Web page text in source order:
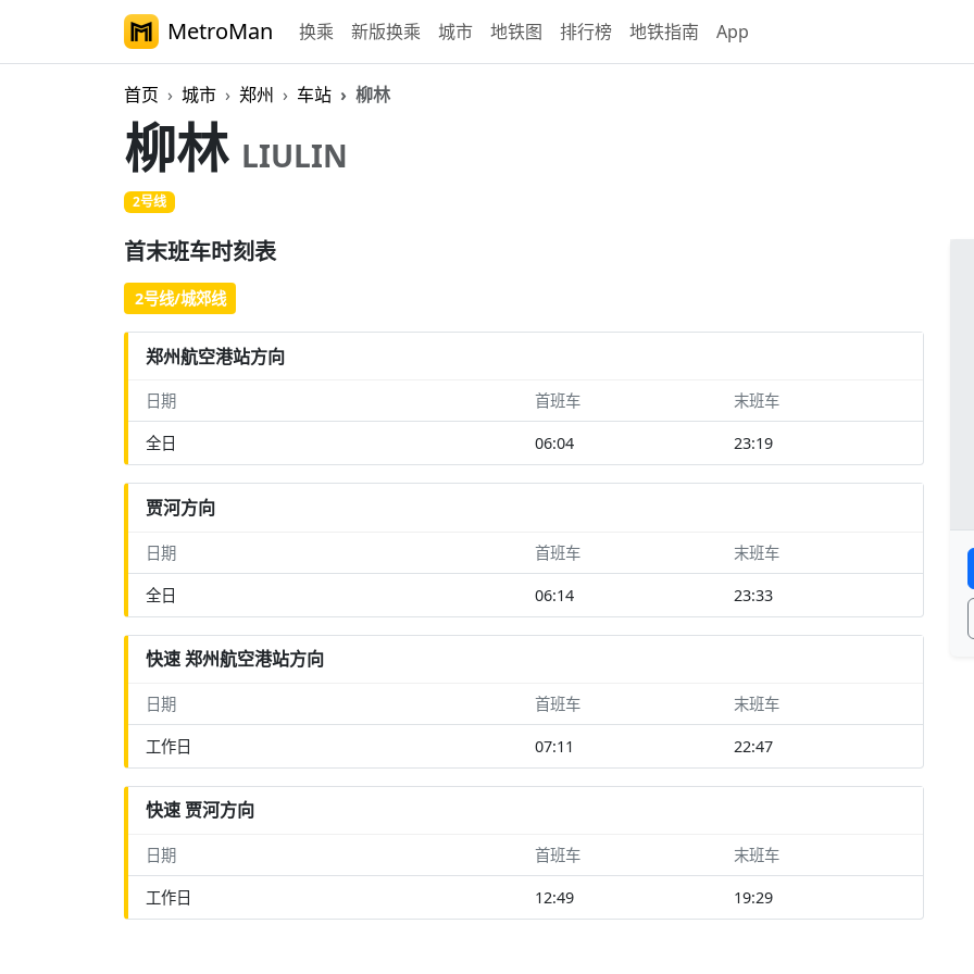
MetroMan 换乘 新版换乘 城市 地铁图 排行榜 地铁指南 App
首页 城市 郑州 车站 柳林
柳林 LIULIN
2号线
首末班车时刻表
2号线/城郊线
郑州航空港站方向
日期 首班车 末班车
全日 06:04 23:19
贾河方向
日期 首班车 末班车
全日 06:14 23:33
快速 郑州航空港站方向
日期 首班车 末班车
工作日 07:11 22:47
快速 贾河方向
日期 首班车 末班车
工作日 12:49 19:29